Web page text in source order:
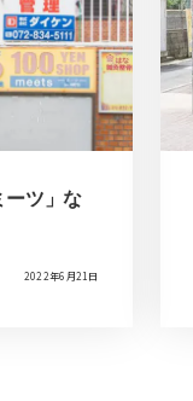
ーツ」な
2022年6月21日